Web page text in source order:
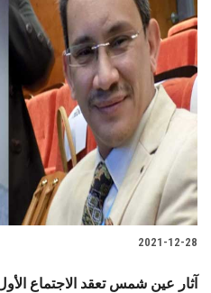
2021-12-28
آثار عين شمس تعقد الاجتماع